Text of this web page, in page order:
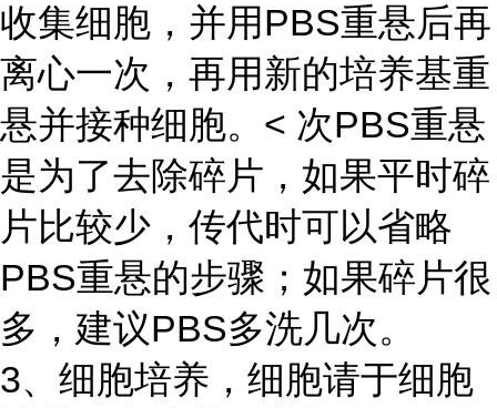
收集细胞，并用PBS重悬后再
离心一次，再用新的培养基重
悬并接种细胞。< 次PBS重悬
是为了去除碎片，如果平时碎
片比较少，传代时可以省略
PBS重悬的步骤；如果碎片很
多，建议PBS多洗几次。
3、细胞培养，细胞请于细胞